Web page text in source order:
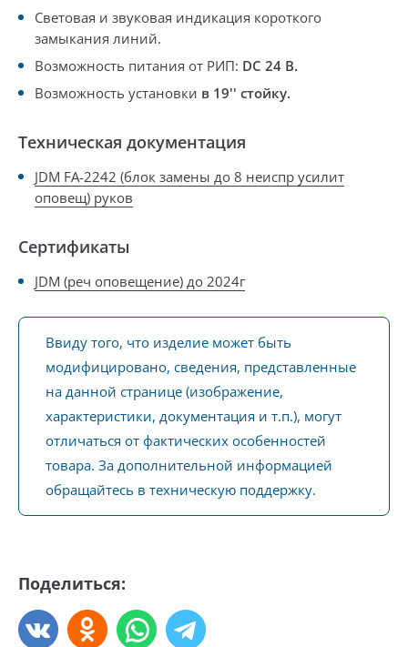
Световая и звуковая индикация короткого
замыкания линий.
Возможность питания от РИП: DC 24 В.
Возможность установки в 19'' стойку.
Техническая документация
JDM FA-2242 (блок замены до 8 неиспр усилит
оповещ) руков
Сертификаты
JDM (реч оповещение) до 2024г
Ввиду того, что изделие может быть
модифицировано, сведения, представленные
на данной странице (изображение,
характеристики, документация и т.п.), могут
отличаться от фактических особенностей
товара. За дополнительной информацией
обращайтесь в техническую поддержку.
Поделиться: